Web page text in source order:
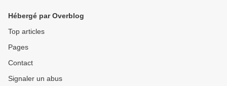
Hébergé par Overblog
Top articles
Pages
Contact
Signaler un abus